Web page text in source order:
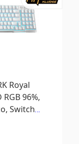
Royal
RGB 96%,
Switch